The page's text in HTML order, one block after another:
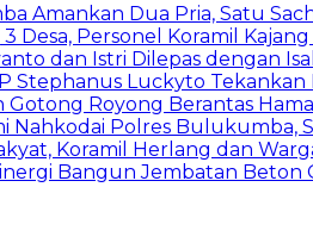
Amankan Dua Pria, Satu
Desa, Personel Koramil
dan Istri Dilepas dengan
Stephanus Luckyto
Royong Berantas
Nahkodai Polres Bulukumba,
Koramil Herlang dan
Bangun Jembatan